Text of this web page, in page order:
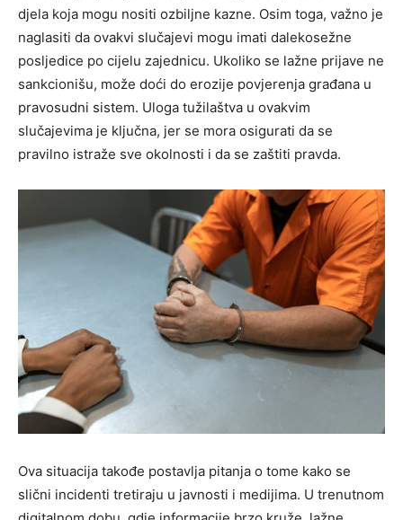
djela koja mogu nositi ozbiljne kazne. Osim toga, važno je
naglasiti da ovakvi slučajevi mogu imati dalekosežne
posljedice po cijelu zajednicu. Ukoliko se lažne prijave ne
sankcionišu, može doći do erozije povjerenja građana u
pravosudni sistem. Uloga tužilaštva u ovakvim
slučajevima je ključna, jer se mora osigurati da se
pravilno istraže sve okolnosti i da se zaštiti pravda.
Ova situacija takođe postavlja pitanja o tome kako se
slični incidenti tretiraju u javnosti i medijima. U trenutnom